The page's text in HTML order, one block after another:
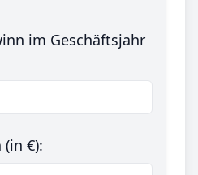
im Geschäftsjahr
€):